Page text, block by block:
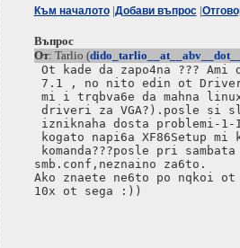
Към началото|Добави въпрос|
Въпрос
От: Tarlio (
Ot kade da zapo4na ???
7.1 , no nito edin ot
mi i trqbva6e da mahna
driveri za VGA?).posle si
izniknaha dosta problemi-
kogato napi6a XF86Setup mi
komanda???posle pri
smb.conf,neznaino za6to.
Ako znaete ne6to po nqkoi
10x ot sega :))